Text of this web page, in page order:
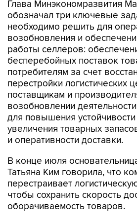
необходимо решить для
возобновления и
работы селлеров:
бесперебойных поставок
потребителям за счет
перестройки логистических
поставщикам и
возобновлении
для повышения устойчивости
увеличения товарных
и оперативности доставки.
В конце июля
перестраивает
чтобы сохранить скорость
оборачиваемость товаров.
Также она указывала, что